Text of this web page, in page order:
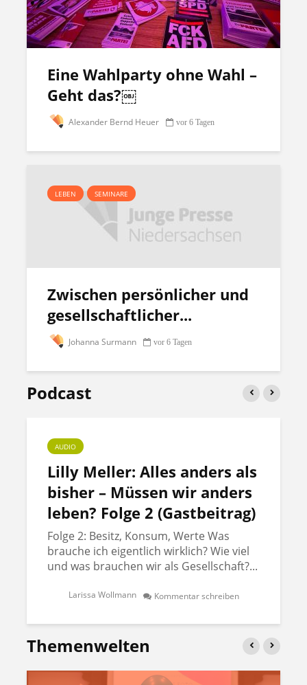
Eine Wahlparty ohne Wahl –
Geht das?￼
Alexander Bernd Heuer vor 6 Tagen
LEBEN SEMINARE
Zwischen persönlicher und
gesellschaftlicher...
Johanna Surmann vor 6 Tagen
Podcast
AUDIO
Lilly Meller: Alles anders als
bisher – Müssen wir anders
leben? Folge 2 (Gastbeitrag)
Folge 2: Besitz, Konsum, Werte Was
brauche ich eigentlich wirklich? Wie viel
und was brauchen wir als Gesellschaft?...
Larissa Wollmann Kommentar schreiben
Themenwelten